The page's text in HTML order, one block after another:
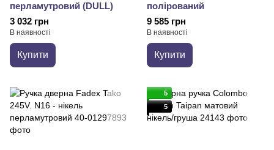
перламутровий (DULL)
3 032 грн
В наявності
Купити
полірований
9 585 грн
В наявності
Купити
5
5